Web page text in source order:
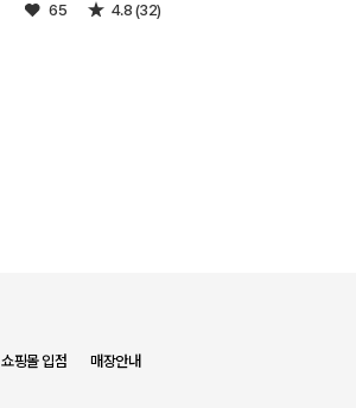
65 4.8 (32)
쇼핑몰 입점 매장안내